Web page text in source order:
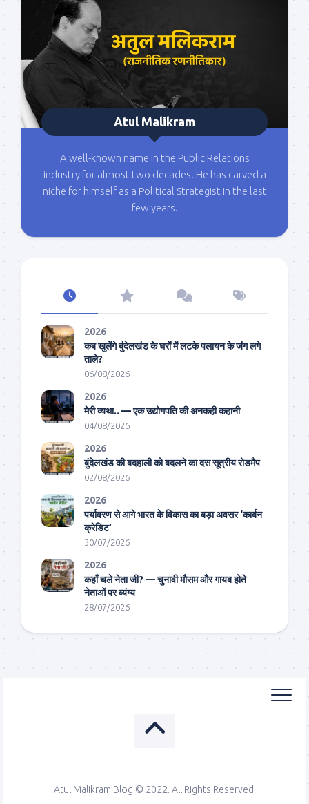
Atul Malikram
A well-known name in the Public Relations
industry for almost two decades. He has carved a
niche for himself as a Political Strategist in the last
few years.
2026
कब खुलेंगे बुंदेलखंड के घरों में लटके पलायन के जंग लगे
ताले?
06/08/2026
2026
मेरी व्यथा.. — एक उद्योगपति की अनकही कहानी
04/08/2026
2026
बुंदेलखंड की बदहाली को बदलने का दस सूत्रीय रोडमैप
02/08/2026
2026
पर्यावरण से आगे भारत के विकास का बड़ा अवसर ‘कार्बन
क्रेडिट’
30/07/2026
2026
कहाँ चले नेता जी? — चुनावी मौसम और गायब होते
नेताओं पर व्यंग्य
28/07/2026
Atul Malikram Blog © 2022. All Rights Reserved.